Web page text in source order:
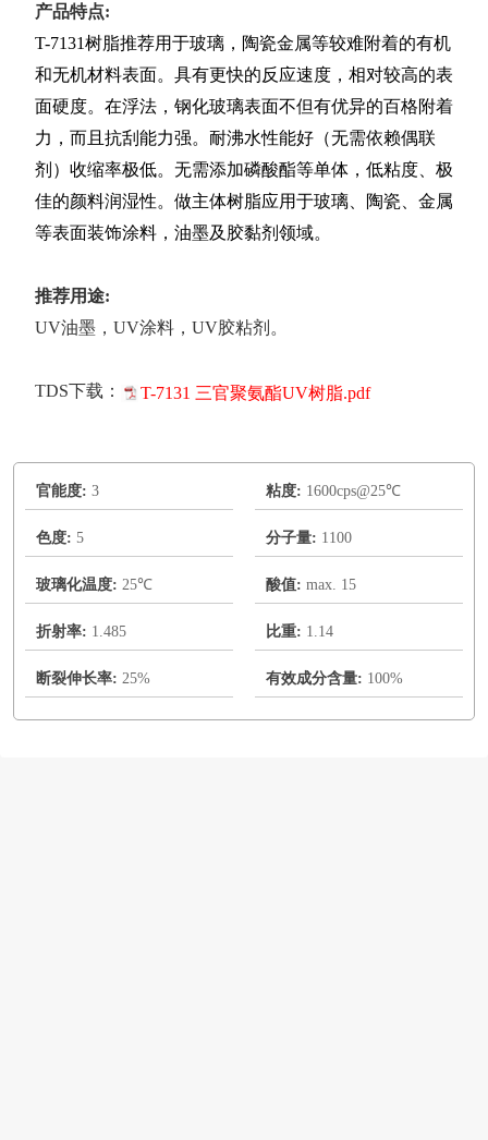
产品特点:
T-7131树脂推荐用于玻璃，陶瓷金属等较难附着的有机
和无机材料表面。具有更快的反应速度，相对较高的表
面硬度。在浮法，钢化玻璃表面不但有优异的百格附着
力，而且抗刮能力强。耐沸水性能好（无需依赖偶联
剂）收缩率极低。无需添加磷酸酯等单体，低粘度、极
佳的颜料润湿性。做主体树脂应用于玻璃、陶瓷、金属
等表面装饰涂料，油墨及胶黏剂领域。
推荐用途:
UV油墨，UV涂料，UV胶粘剂。
TDS下载： T-7131 三官聚氨酯UV树脂.pdf
官能度: 3 粘度: 1600cps@25℃
色度: 5 分子量: 1100
玻璃化温度: 25℃ 酸值: max. 15
折射率: 1.485 比重: 1.14
断裂伸长率: 25% 有效成分含量: 100%